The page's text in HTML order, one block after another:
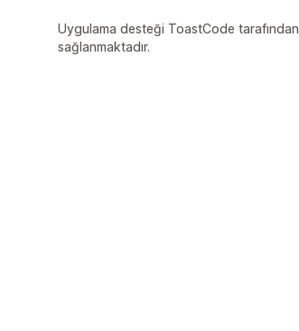
Uygulama desteği ToastCode tarafından
sağlanmaktadır.